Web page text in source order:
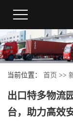
当前位置： 首页 >>
出口特多物流
台，助力高效